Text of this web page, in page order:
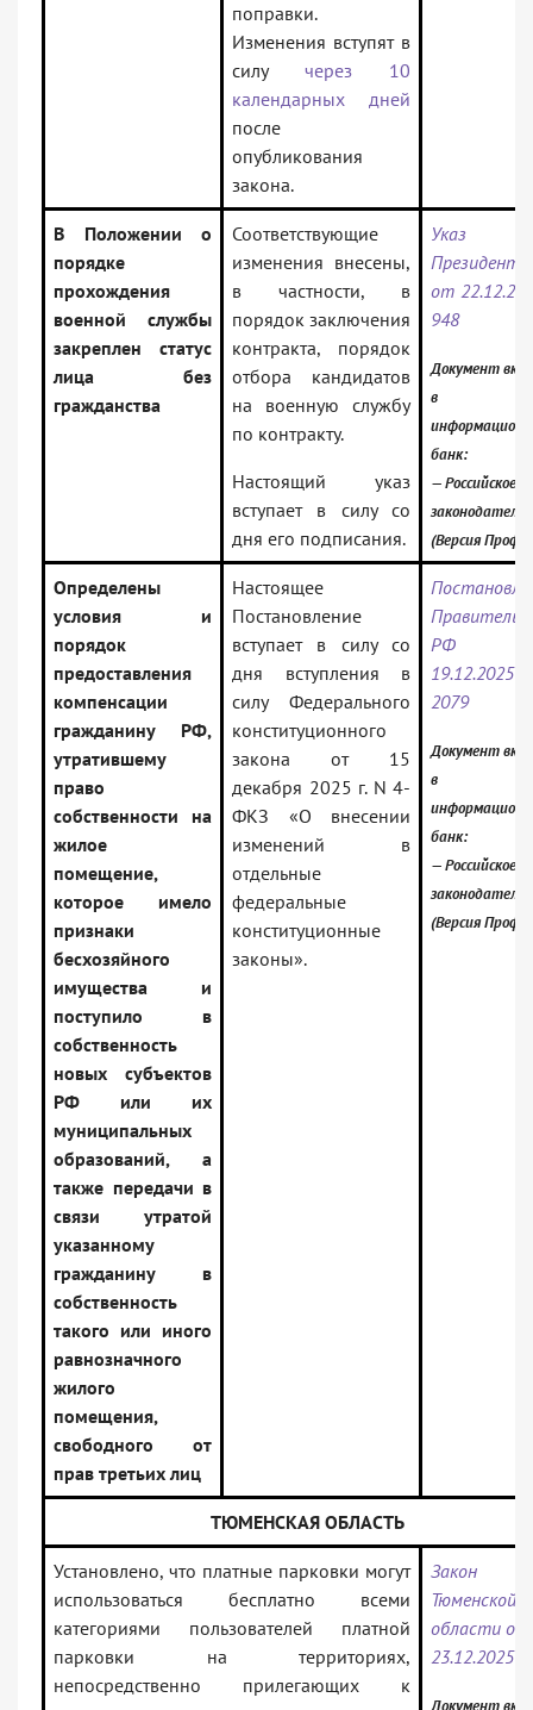
поправки.
Изменения вступят в
силу через 10
календарных дней
после
опубликования
закона.
В Положении о
порядке
прохождения
военной службы
закреплен статус
лица без
гражданства
Соответствующие
изменения внесены,
в частности, в
порядок заключения
контракта, порядок
отбора кандидатов
на военную службу
по контракту.
Настоящий указ
вступает в силу со
дня его подписания.
Указ
от
948
Документ
в
банк:
— Российское
(Версия Проф)
Определены
условия и
порядок
предоставления
компенсации
гражданину РФ,
утратившему
право
собственности на
жилое
помещение,
которое имело
признаки
бесхозяйного
имущества и
поступило в
собственность
новых субъектов
РФ или их
муниципальных
образований, а
также передачи в
связи утратой
указанному
гражданину в
собственность
такого или иного
равнозначного
жилого
помещения,
свободного от
прав третьих лиц
Настоящее
Постановление
вступает в силу со
дня вступления в
силу Федерального
конституционного
закона от 15
декабря 2025 г. N 4-
ФКЗ «О внесении
изменений в
отдельные
федеральные
конституционные
законы».
РФ
2079
Документ
в
банк:
— Российское
(Версия Проф)
ТЮМЕНСКАЯ ОБЛАСТЬ
Установлено, что платные парковки могут
использоваться бесплатно всеми
категориями пользователей платной
парковки на территориях,
непосредственно прилегающих к
Закон
Тюменской
области от
23.12.2025
Документ